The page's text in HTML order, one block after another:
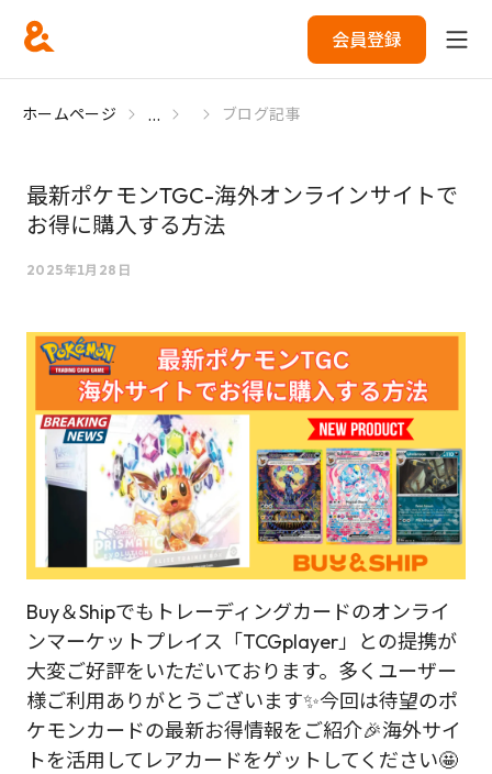
会員登録
ホームページ ... ブログ記事
最新ポケモンTGC-海外オンラインサイトで
お得に購入する方法
2025年1月28日
Buy＆Shipでもトレーディングカードのオンライ
ンマーケットプレイス「TCGplayer」との提携が
大変ご好評をいただいております。多くユーザー
様ご利用ありがとうございます✨今回は待望のポ
ケモンカードの最新お得情報をご紹介🎉海外サイ
トを活用してレアカードをゲットしてください🤩